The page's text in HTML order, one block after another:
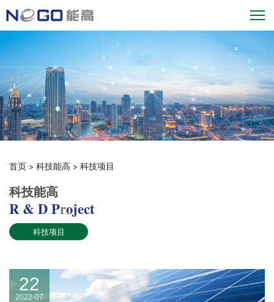
首页 > 科技能高 > 科技项目
科技能高
R & D Project
科技项目
22
2022-07